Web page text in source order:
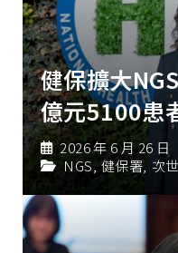
健保擴大
億元5100患
2026 年 6 月 26 日
NGS, 健保署, 次